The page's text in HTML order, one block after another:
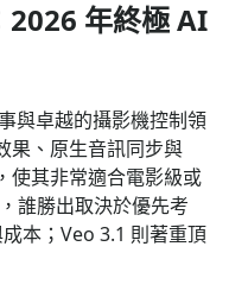
年終極 AI
與卓越的攝影機控制領
果、原生音訊同步與
使其非常適合電影級或
誰勝出取決於優先考
本；Veo 3.1 則著重頂